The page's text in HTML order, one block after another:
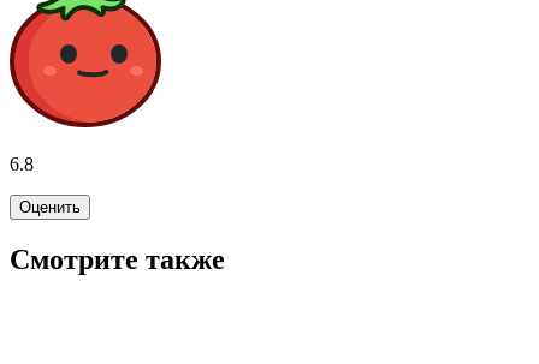
6.8
Оценить
Смотрите также